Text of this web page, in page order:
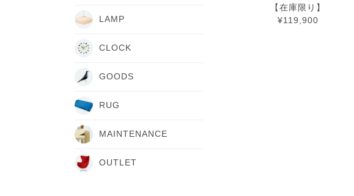
LAMP
CLOCK
GOODS
RUG
MAINTENANCE
OUTLET
【在庫限り】
¥119,900